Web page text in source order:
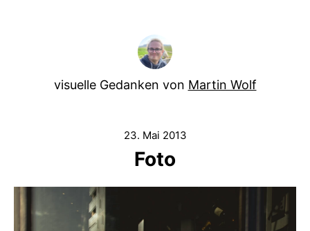
visuelle Gedanken von Martin Wolf
23. Mai 2013
Foto